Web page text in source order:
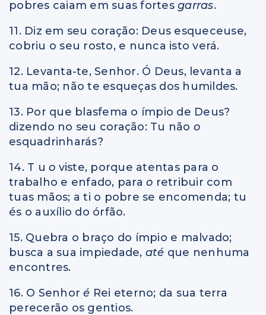
pobres caiam em suas fortes garras.
11. Diz em seu coração: Deus esqueceuse,
cobriu o seu rosto, e nunca isto verá.
12. Levanta-te, Senhor. Ó Deus, levanta a
tua mão; não te esqueças dos humildes.
13. Por que blasfema o ímpio de Deus?
dizendo no seu coração: Tu não o
esquadrinharás?
14. T u o viste, porque atentas para o
trabalho e enfado, para o retribuir com
tuas mãos; a ti o pobre se encomenda; tu
és o auxílio do órfão.
15. Quebra o braço do ímpio e malvado;
busca a sua impiedade, até que nenhuma
encontres.
16. O Senhoré Rei eterno; da sua terra
perecerão os gentios.